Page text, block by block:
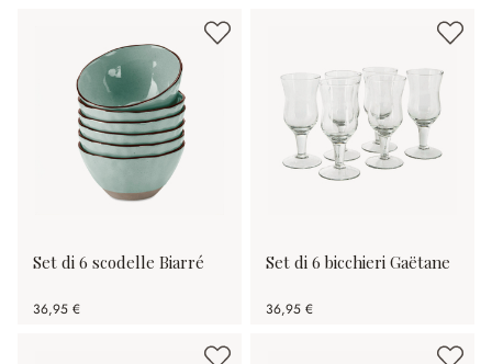
Set di 6 scodelle Biarré
36,95 €
Set di 6 bicchieri Gaëtane
36,95 €